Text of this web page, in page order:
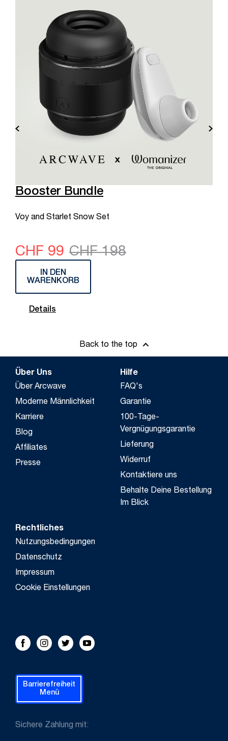
Booster Bundle
Voy and Starlet Snow Set
CHF 99 CHF 198
IN DEN
WARENKORB
Details
Back to the top
Über Uns
Über Arcwave
Moderne Männlichkeit
Karriere
Blog
Affiliates
Presse
Hilfe
FAQ's
Garantie
100-Tage-
Vergnügungsgarantie
Lieferung
Widerruf
Kontaktiere uns
Behalte Deine Bestellung
Im Blick
Rechtliches
Nutzungsbedingungen
Datenschutz
Impressum
Cookie Einstellungen
FOLLOW US!
FacebookInstagram
TwitterYoutube
Sichere Zahlung mit:
Barrierefreiheit
Menü